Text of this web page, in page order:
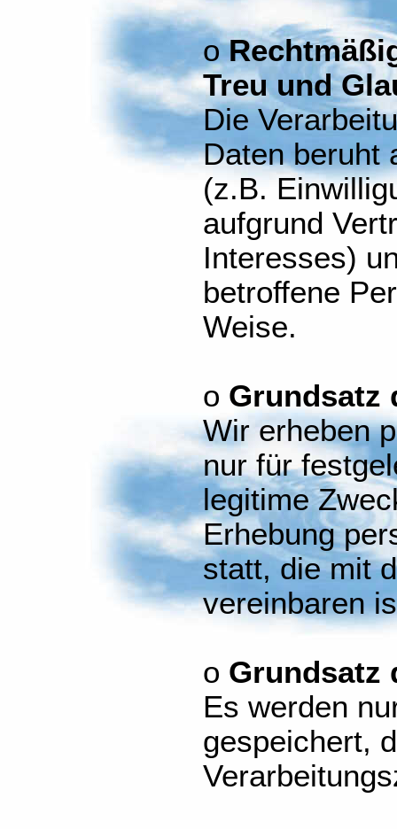
o
Treu und
Die
Daten beruht
(z.B.
aufgrund
Interesses)
betroffene
Weise.
o Grundsatz
Wir erheben
nur für
legitime
Erhebung
statt, die mit
vereinbaren
o Grundsatz
Es werden
gespeichert,